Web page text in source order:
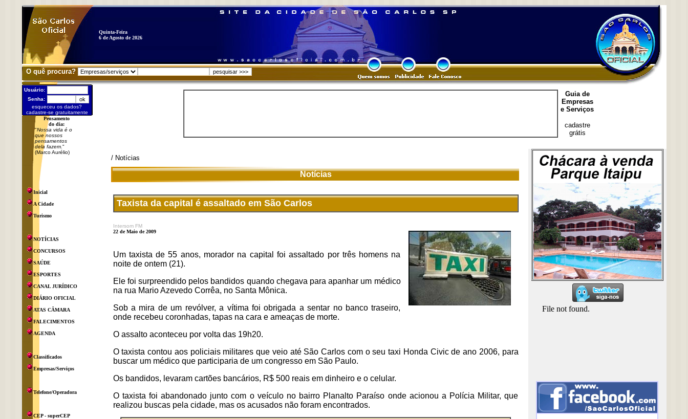
Quinta-Feira
6 de Agosto de 2026
O quê procura?
Usuário:
Senha:
esqueceu os dados?
cadastre-se gratuitamente
Pensamento
do dia:
"Nossa vida é o
que nossos
pensamentos
dela fazem. "
(Marco Aurélio)
Inicial
A Cidade
Turismo
NOTÍCIAS
CONCURSOS
SAÚDE
ESPORTES
CANAL JURÍDICO
DIÁRIO OFICIAL
ATAS CÂMARA
FALECIMENTOS
AGENDA
Classificados
Empresas/Serviços
Telefone/Operadora
CEP - superCEP
Guia de
Empresas
e Serviços
cadastre
grátis
/ Notícias
Notícias
Taxista da capital é assaltado em São Carlos
Intersom FM
22 de Maio de 2009
Um taxista de 55 anos, morador na capital foi assaltado por três homens na
noite de ontem (21).
Ele foi surpreendido pelos bandidos quando chegava para apanhar um médico
na rua Mario Azevedo Corrêa, no Santa Mônica.
Sob a mira de um revólver, a vítima foi obrigada a sentar no banco traseiro,
onde recebeu coronhadas, tapas na cara e ameaças de morte.
O assalto aconteceu por volta das 19h20.
O taxista contou aos policiais militares que veio até São Carlos com o seu taxi Honda Civic de ano 2006, para
buscar um médico que participaria de um congresso em São Paulo.
Os bandidos, levaram cartões bancários, R$ 500 reais em dinheiro e o celular.
O taxista foi abandonado junto com o veículo no bairro Planalto Paraíso onde acionou a Polícia Militar, que
realizou buscas pela cidade, mas os acusados não foram encontrados.